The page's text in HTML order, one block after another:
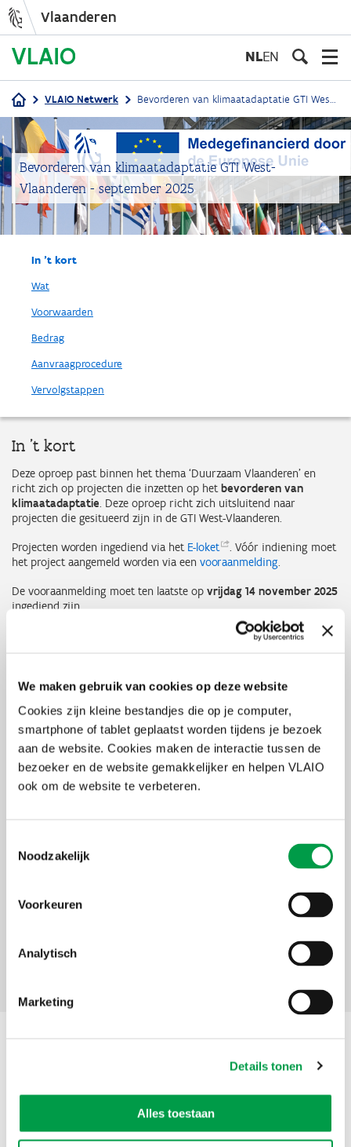
We maken gebruik van cookies op deze website
Cookies zijn kleine bestandjes die op je computer,
smartphone of tablet geplaatst worden tijdens je bezoek
aan de website. Cookies maken de interactie tussen de
bezoeker en de website gemakkelijker en helpen VLAIO
ook om de website te verbeteren.
Noodzakelijk
Voorkeuren
Analytisch
Marketing
Details tonen
Alles toestaan
gaan
Vlaanderen
NLEN
Kruimelpad
VLAIO Netwerk Bevorderen van klimaatadaptatie GTI West-Vlaanderen - september 2025
Bevorderen van klimaatadaptatie GTI West-
Vlaanderen - september 2025
In 't kort
Wat
Voorwaarden
Bedrag
Aanvraagprocedure
Vervolgstappen
In 't kort
Deze oproep past binnen het thema ‘Duurzaam Vlaanderen’ en
richt zich op projecten die inzetten op hetbevorderen van
klimaatadaptatie. Deze oproep richt zich uitsluitend naar
projecten die gesitueerd zijn in de GTI West-Vlaanderen.
Projecten worden ingediend via het E-loket
. Vóór indiening moet
het project aangemeld worden via een vooraanmelding.
De vooraanmelding moet ten laatste op vrijdag 14 november 2025
ingediend zijn.
De deadline voor indiening van het volledige projectvoorstel is
Ontdek alle
EFRO-projecten
Meer info op vlaio.be/efro
Samengevat
Voor wat?
Projecten rond het tegengaan van, en aanpassing aan de
Bedrag
WhatsApp
Share